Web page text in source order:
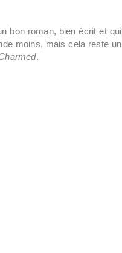
bon roman, bien écrit et qui
moins, mais cela reste un
.